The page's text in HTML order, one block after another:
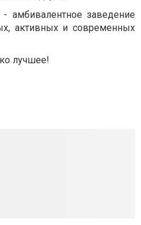
амбивалентное заведение
активных и современных
лучшее!